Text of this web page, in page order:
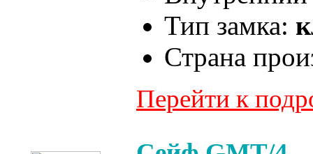
Тип замка:
Страна
Перейти к